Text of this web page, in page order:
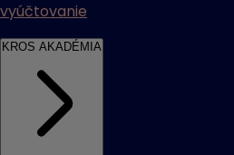
vyúčtovanie
KROS AKADÉMIA